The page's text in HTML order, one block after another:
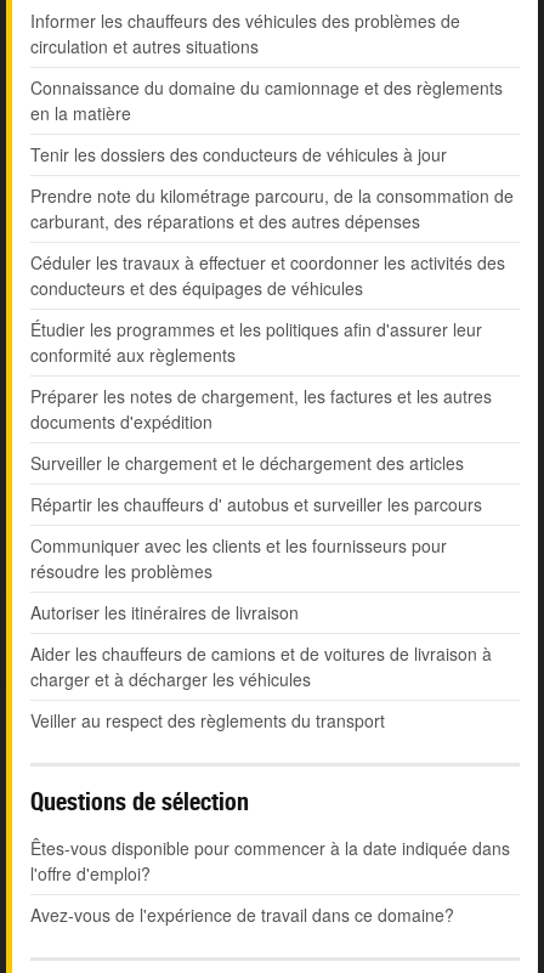
Informer les chauffeurs des véhicules des problèmes de
circulation et autres situations
Connaissance du domaine du camionnage et des règlements
en la matière
Tenir les dossiers des conducteurs de véhicules à jour
Prendre note du kilométrage parcouru, de la consommation de
carburant, des réparations et des autres dépenses
Céduler les travaux à effectuer et coordonner les activités des
conducteurs et des équipages de véhicules
Étudier les programmes et les politiques afin d'assurer leur
conformité aux règlements
Préparer les notes de chargement, les factures et les autres
documents d'expédition
Surveiller le chargement et le déchargement des articles
Répartir les chauffeurs d' autobus et surveiller les parcours
Communiquer avec les clients et les fournisseurs pour
résoudre les problèmes
Autoriser les itinéraires de livraison
Aider les chauffeurs de camions et de voitures de livraison à
charger et à décharger les véhicules
Veiller au respect des règlements du transport
Questions de sélection
Êtes-vous disponible pour commencer à la date indiquée dans
l'offre d'emploi?
Avez-vous de l'expérience de travail dans ce domaine?